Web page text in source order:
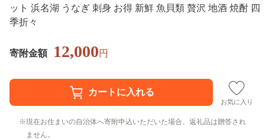
ット 浜名湖 うなぎ 刺身 お得 新鮮 魚貝類 贅沢 地酒 焼酎 四
季折々
寄附金額 12,000円
お気に入り
現在お住まいの自治体へ寄附申込いただいた場合、返礼品は贈答され
ません。